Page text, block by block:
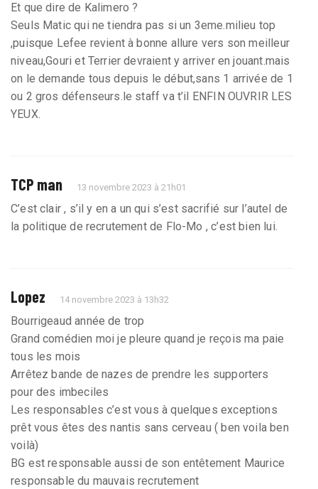
Et que dire de Kalimero ?
Seuls Matic qui ne tiendra pas si un 3eme.milieu top
,puisque Lefee revient à bonne allure vers son meilleur
niveau,Gouri et Terrier devraient y arriver en jouant.mais
on le demande tous depuis le début,sans 1 arrivée de 1
ou 2 gros défenseurs.le staff va t’il ENFIN OUVRIR LES
YEUX.
TCP man 13 novembre 2023 à 21h01
C’est clair , s’il y en a un qui s’est sacrifié sur l’autel de
la politique de recrutement de Flo-Mo , c’est bien lui.
Lopez 14 novembre 2023 à 13h32
Bourrigeaud année de trop
Grand comédien moi je pleure quand je reçois ma paie
tous les mois
Arrêtez bande de nazes de prendre les supporters
pour des imbeciles
Les responsables c’est vous à quelques exceptions
prêt vous êtes des nantis sans cerveau ( ben voila ben
voilà)
BG est responsable aussi de son entêtement Maurice
responsable du mauvais recrutement